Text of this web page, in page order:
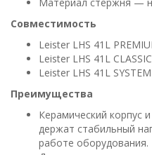
Совместимость
Leister LHS 41L
Leister LHS 41L
Leister LHS 41L
Преимущества
Керамический корпус
держат стабильный
работе оборудования.